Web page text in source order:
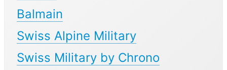
Balmain
Swiss Alpine Military
Swiss Military by Chrono